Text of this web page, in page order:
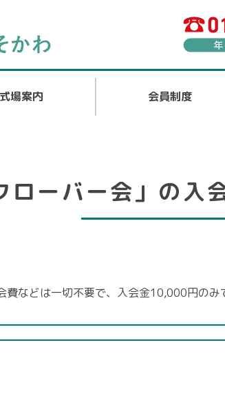
式場案内 会員制度
ローバー会」の入
費などは一切不要で、入会金10,000円のみ